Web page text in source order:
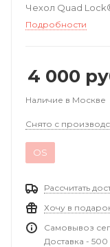
Чехол Quad
Подробности
4 000
Наличие в Москве
Снято с
OS
Рассчитать
Хочу в
Самовывоз
Доставка - 500